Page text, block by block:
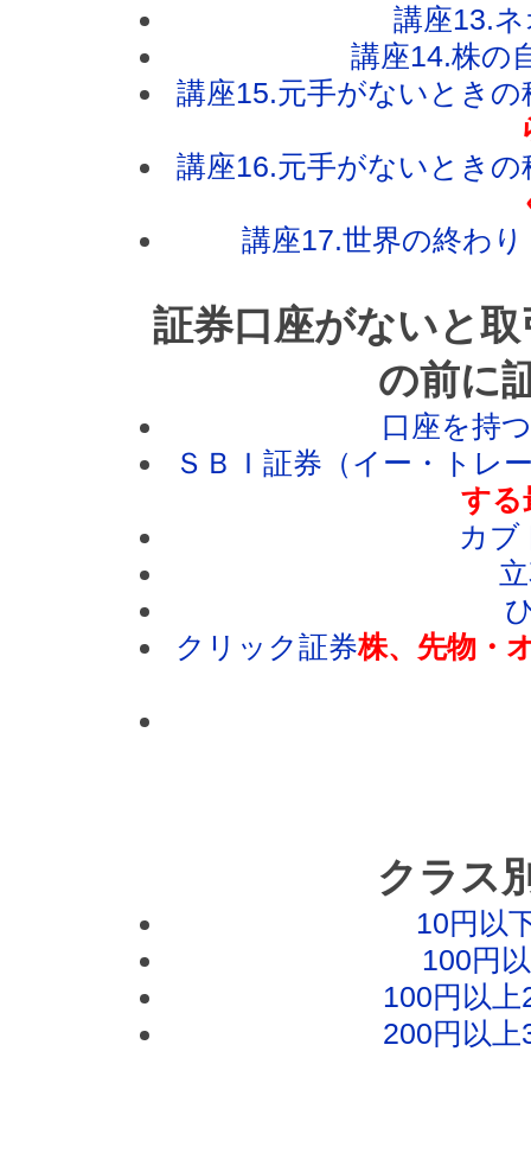
講座13.
講座14.株の
講座15.元手がないとき
講座16.元手がないとき
講座17.世界の終わ
証券口座がないと
の前に
口座を持
ＳＢＩ証券（イー・トレ
する
カブ
クリック証券株、先物・
クラス
10円以
100円
100円以
200円以